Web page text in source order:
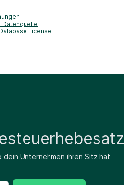
Datenquelle
License
Unternehmen ihren Sitz hat